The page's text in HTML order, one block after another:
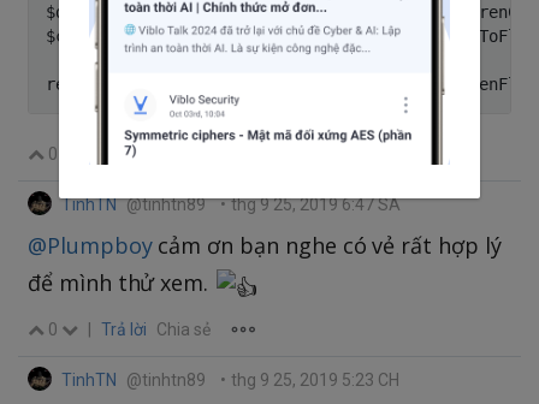
$daily = DaiLy::where('affID',2)-
$childrenFlatList =
0 Trả lời
TinhTN @tinhtn89 • thg 9 25, 2019 6:47 SA
@Plumpboycảm ơn bạn nghe có vẻ rất hợp lý
để mình thử xem.
0 Trả lời Chia sẻ
TinhTN @tinhtn89 • thg 9 25, 2019 5:23 CH